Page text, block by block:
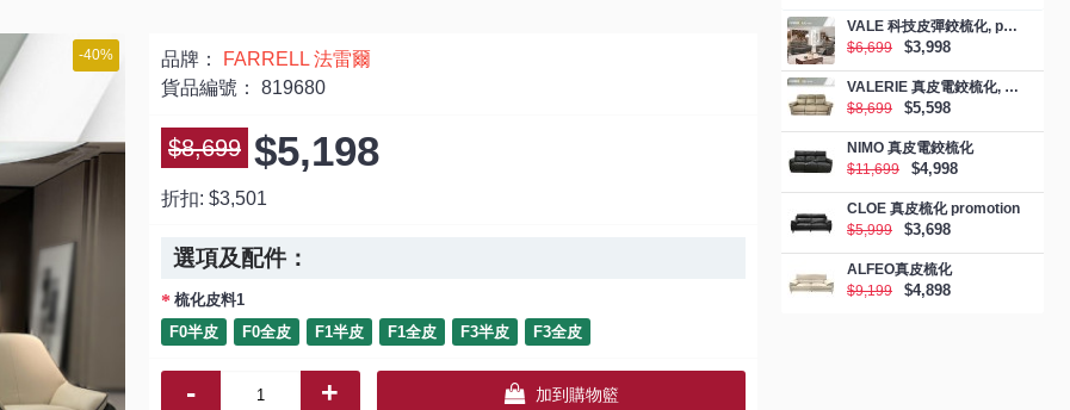
VALE 科技皮彈鉸梳化, promotion
$6,699
$3,998
VALERIE 真皮電鉸梳化, promotion
$8,699
$5,598
NIMO 真皮電鉸梳化
$11,699
$4,998
CLOE 真皮梳化 promotion
$5,999
$3,698
ALFEO真皮梳化
$9,199
$4,898
-40% 品牌：
FARRELL 法雷爾
貨品編號： 819680
$8,699 $5,198
折扣: $3,501
選項及配件：
梳化皮料1
F0半皮
F0全皮 F1半皮 F1全皮 F3半皮 F3全皮
- + 加到購物籃